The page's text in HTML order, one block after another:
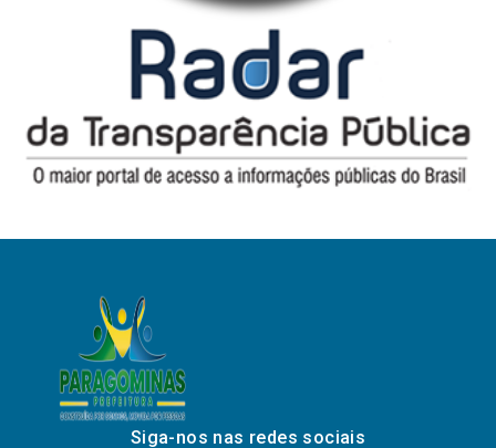
Siga-nos nas redes sociais